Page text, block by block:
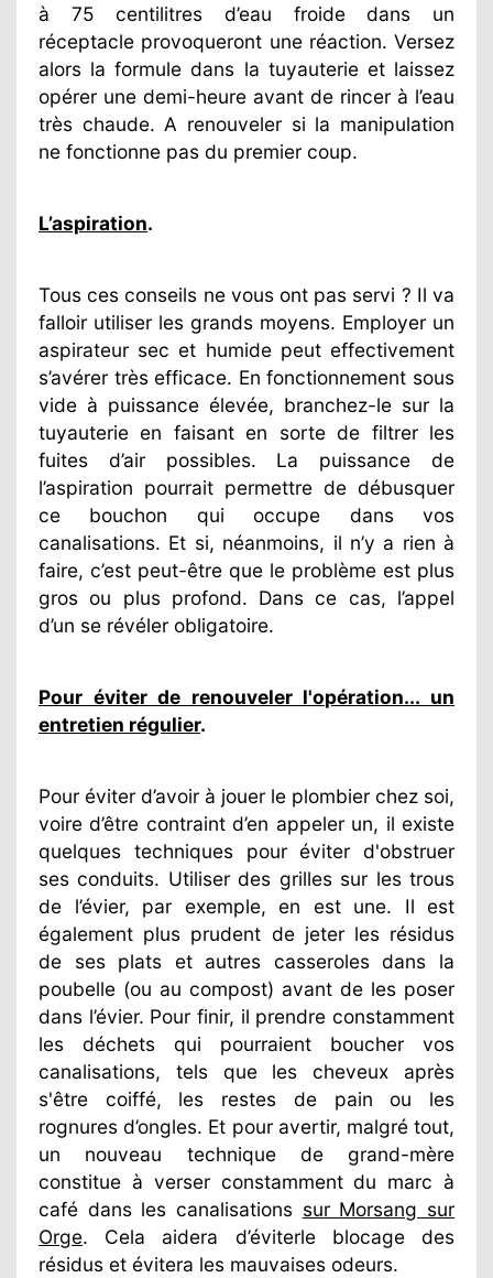
à 75 centilitres d’eau froide dans un
réceptacle provoqueront une réaction. Versez
alors la formule dans la tuyauterie et laissez
opérer une demi-heure avant de rincer à l’eau
très chaude. A renouveler si la manipulation
ne fonctionne pas du premier coup.
L’aspiration.
Tous ces conseils ne vous ont pas servi ? Il va
falloir utiliser les grands moyens. Employer un
aspirateur sec et humide peut effectivement
s’avérer très efficace. En fonctionnement sous
vide à puissance élevée, branchez-le sur la
tuyauterie en faisant en sorte de filtrer les
fuites d’air possibles. La puissance de
l’aspiration pourrait permettre de débusquer
ce bouchon qui occupe dans vos
canalisations. Et si, néanmoins, il n’y a rien à
faire, c’est peut-être que le problème est plus
gros ou plus profond. Dans ce cas, l’appel
d’un se révéler obligatoire.
Pour éviter de renouveler l'opération... un
entretien régulier.
Pour éviter d’avoir à jouer le plombier chez soi,
voire d’être contraint d’en appeler un, il existe
quelques techniques pour éviter d'obstruer
ses conduits. Utiliser des grilles sur les trous
de l’évier, par exemple, en est une. Il est
également plus prudent de jeter les résidus
de ses plats et autres casseroles dans la
poubelle (ou au compost) avant de les poser
dans l’évier. Pour finir, il prendre constamment
les déchets qui pourraient boucher vos
canalisations, tels que les cheveux après
s'être coiffé, les restes de pain ou les
rognures d’ongles. Et pour avertir, malgré tout,
un nouveau technique de grand-mère
constitue à verser constamment du marc à
café dans les canalisations sur Morsang sur
Orge. Cela aidera d’éviterle blocage des
résidus et évitera les mauvaises odeurs.